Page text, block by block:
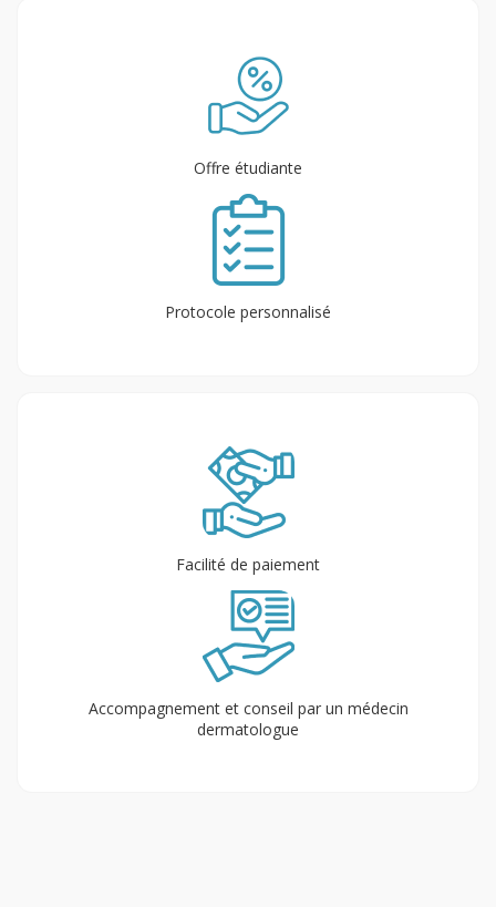
Offre étudiante
Protocole personnalisé
Facilité de paiement
Accompagnement et conseil par un médecin
dermatologue